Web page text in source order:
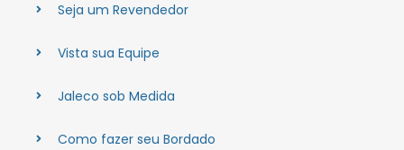
Seja um Revendedor
Vista sua Equipe
Jaleco sob Medida
Como fazer seu Bordado